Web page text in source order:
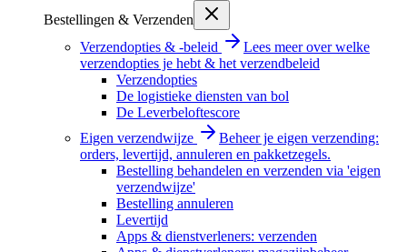
Bestellingen & Verzenden
Verzendopties & -beleid
Lees meer over welke
verzendopties je hebt & het verzendbeleid
Verzendopties
De logistieke diensten van bol
De Leverbeloftescore
Eigen verzendwijze
Beheer je eigen verzending:
orders, levertijd, annuleren en pakketzegels.
Bestelling behandelen en verzenden via 'eigen
verzendwijze'
Bestelling annuleren
Levertijd
Apps & dienstverleners: verzenden